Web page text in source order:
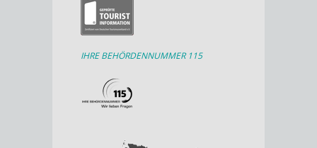
IHRE BEHÖRDENNUMMER 115